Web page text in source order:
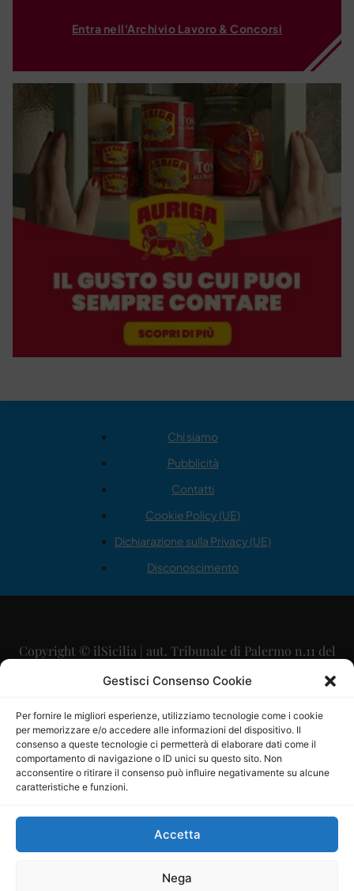
Gestisci Consenso Cookie
Per fornire le migliori esperienze, utilizziamo tecnologie come i cookie
per memorizzare e/o accedere alle informazioni del dispositivo. Il
consenso a queste tecnologie ci permetterà di elaborare dati come il
comportamento di navigazione o ID unici su questo sito. Non
acconsentire o ritirare il consenso può influire negativamente su alcune
caratteristiche e funzioni.
Accetta
Nega
Entra nell'Archivio Lavoro & Concorsi
Chi siamo
Pubblicità
Contatti
Cookie Policy (UE)
Dichiarazione sulla Privacy (UE)
Disconoscimento
Copyright © ilSicilia | aut. Tribunale di Palermo n.11 del
29/09/2015
Direttore Editoriale: Maurizio Scaglione
Direttore Responsabile: Maria Calabrese
P.IVA: 06334930820
Mercurio Comunicazione Società Cooperativa a r.l. è
iscritta al Registro degli Operatori di Comunicazione al